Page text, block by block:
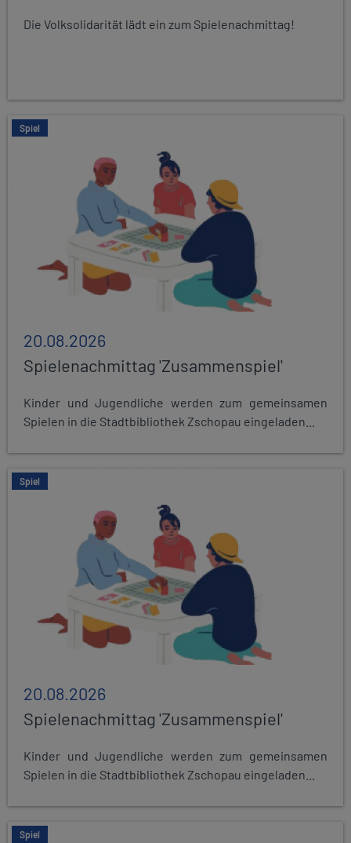
Die Volksolidarität lädt ein zum Spielenachmittag!
Spiel
20.08.2026
Spielenachmittag 'Zusammenspiel'
Kinder und Jugendliche werden zum gemeinsamen
Spielen in die Stadtbibliothek Zschopau eingeladen...
Spiel
20.08.2026
Spielenachmittag 'Zusammenspiel'
Kinder und Jugendliche werden zum gemeinsamen
Spielen in die Stadtbibliothek Zschopau eingeladen...
Spiel